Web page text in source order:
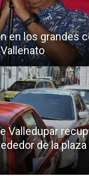
en los grandes
Valledupar
de la